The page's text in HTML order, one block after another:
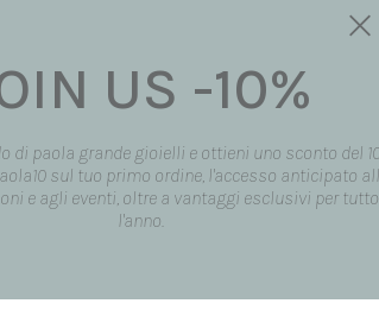
Made in
US -10%
di paola grande gioielli e ottieni uno sconto del
sul tuo primo ordine, l'accesso anticipato
e agli eventi, oltre a vantaggi esclusivi per tutto
l'anno.